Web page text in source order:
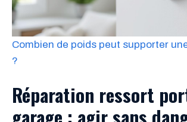
Combien de poids peut supporter
?
Réparation ressort